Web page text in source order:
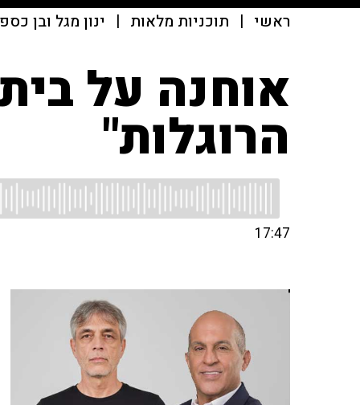
ראשי | תוכניות מלאות | ינון מגל ובן
אוחנה על
הרוגלות"
17:47